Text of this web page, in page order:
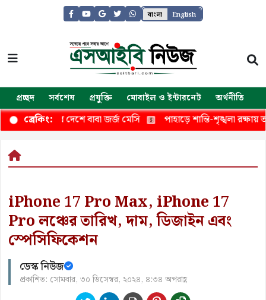
বাংলা English
প্রচ্ছদ সর্বশেষ প্রযুক্তি মোবাইল ও ইন্টারনেট অর্থনীতি
ব্রেকিং:
ফেরার দেশে বাবা জর্জ মেসি পাহাড়ে শান্তি-শৃঙ্খলা রক্ষায় তৎপর
iPhone 17 Pro Max, iPhone 17
Pro লঞ্চের তারিখ, দাম, ডিজাইন এবং
স্পেসিফিকেশন
ডেস্ক নিউজ
প্রকাশিত: সোমবার, ৩০ ডিসেম্বর, ২০২৪, ৪:৩৪ অপরাহ্ণ